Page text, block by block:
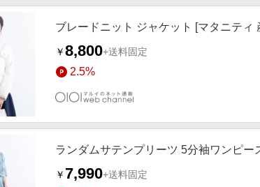
ブレードニット ジャケット [マタニティ
￥8,800+送料固定
2.5%
ランダムサテンプリーツ 5分袖ワンピ
￥ 7,990+送料固定